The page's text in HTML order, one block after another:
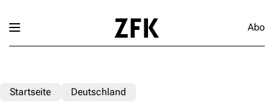
Abo
Startseite Deutschland